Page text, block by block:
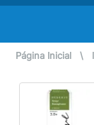
Página Inicial \